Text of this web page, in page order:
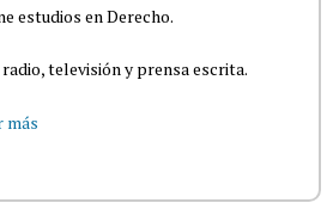
estudios en Derecho.
televisión y prensa escrita.
más